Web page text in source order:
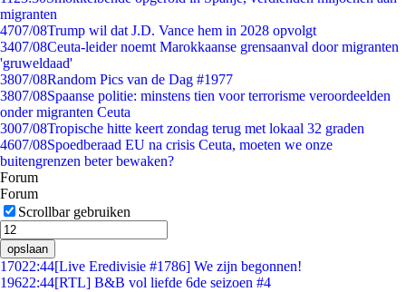
migranten
4707/08Trump wil dat J.D. Vance hem in 2028 opvolgt
3407/08Ceuta-leider noemt Marokkaanse grensaanval door migranten
'gruweldaad'
3807/08Random Pics van de Dag #1977
3807/08Spaanse politie: minstens tien voor terrorisme veroordeelden
onder migranten Ceuta
3007/08Tropische hitte keert zondag terug met lokaal 32 graden
4607/08Spoedberaad EU na crisis Ceuta, moeten we onze
buitengrenzen beter bewaken?
Forum
Forum
Scrollbar gebruiken
opslaan
17022:44[Live Eredivisie #1786] We zijn begonnen!
19622:44[RTL] B&B vol liefde 6de seizoen #4